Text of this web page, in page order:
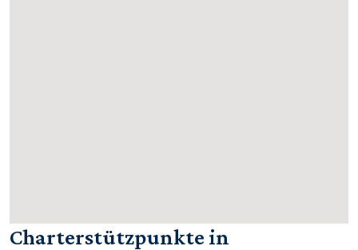
Charterstützpunkte in